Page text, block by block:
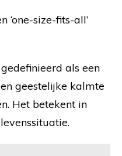
‘one-size-fits-all’
als een
geestelijke kalmte
Het betekent in